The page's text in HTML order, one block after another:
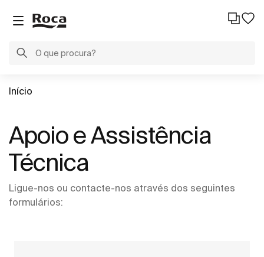
Início
Apoio e Assistência
Técnica
Ligue-nos ou contacte-nos através dos seguintes
formulários: